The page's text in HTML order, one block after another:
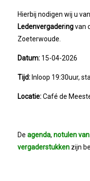
Mooi
2023-05-
Save The
Hierbij nodigen wij u
Ledenvergaderingvan
Zoeterwoude.
Datum: 15-04-2026
Tijd:Inloop 19:30uur,
Locatie:Café de
De agenda, notulen
vergaderstukkenzijn